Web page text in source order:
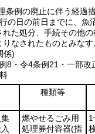
条例の廃止に伴う経過
の日の前日までに、魚
た処分、手続その他の
なされたものとみなす
係)
8・令4条例21・一部改
種類等
燃やせるごみ用
処理券付容器(指
1